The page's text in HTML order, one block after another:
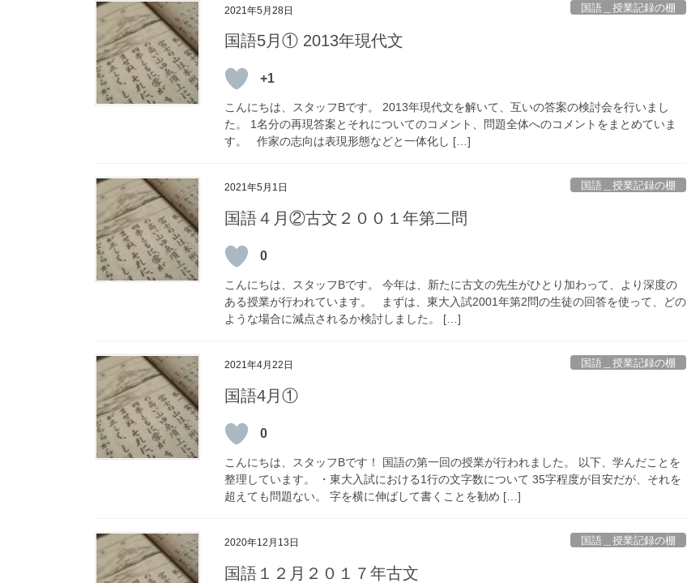
2021年5月28日 国語＿授業記録の棚
国語5月① 2013年現代文
+1
こんにちは、スタッフBです。 2013年現代文を解いて、互いの答案の検討会を行いまし
た。 1名分の再現答案とそれについてのコメント、問題全体へのコメントをまとめていま
す。 作家の志向は表現形態などと一体化し […]
2021年5月1日 国語＿授業記録の棚
国語４月②古文２００１年第二問
0
こんにちは、スタッフBです。 今年は、新たに古文の先生がひとり加わって、より深度の
ある授業が行われています。 まずは、東大入試2001年第2問の生徒の回答を使って、どの
ような場合に減点されるか検討しました。 […]
2021年4月22日 国語＿授業記録の棚
国語4月①
0
こんにちは、スタッフBです！ 国語の第一回の授業が行われました。 以下、学んだことを
整理しています。 ・東大入試における1行の文字数について 35字程度が目安だが、それを
超えても問題ない。 字を横に伸ばして書くことを勧め […]
2020年12月13日 国語＿授業記録の棚
国語１２月２０１７年古文